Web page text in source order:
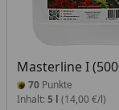
Masterline I
70 Punkte
Inhalt: 5 l (14,00 €/l)